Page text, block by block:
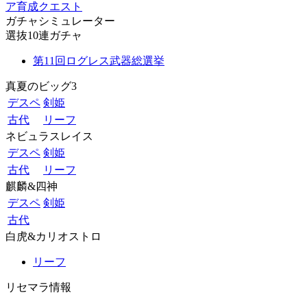
ア育成クエスト
ガチャシミュレーター
選抜10連ガチャ
第11回ログレス武器総選挙
真夏のビッグ3
デスペ 剣姫
古代
リーフ
ネビュラスレイス
デスペ 剣姫
古代
リーフ
麒麟&四神
デスペ 剣姫
古代
白虎&カリオストロ
リーフ
リセマラ情報